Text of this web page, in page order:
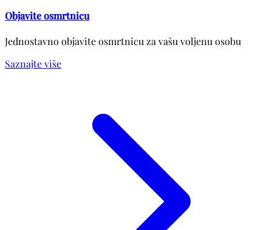
Objavite osmrtnicu
Jednostavno objavite osmrtnicu za vašu voljenu osobu
Saznajte više